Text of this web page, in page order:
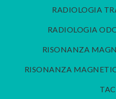
RADIOLOGIA
RADIOLOGIA
RISONANZA
RISONANZA
TAC